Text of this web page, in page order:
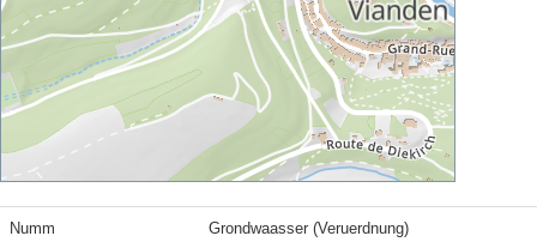
Numm Grondwaasser (Veruerdnung)